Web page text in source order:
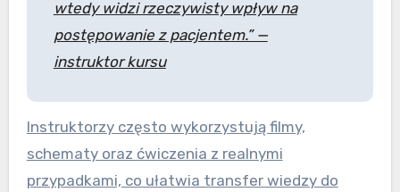
wtedy widzi rzeczywisty wpływ na
postępowanie z pacjentem.” —
instruktor kursu
Instruktorzy często wykorzystują filmy,
schematy oraz ćwiczenia z realnymi
przypadkami, co ułatwia transfer wiedzy do